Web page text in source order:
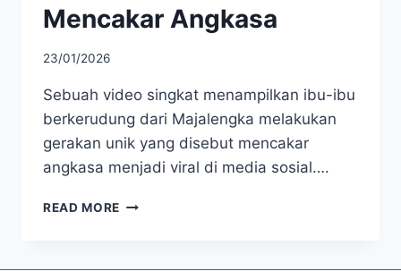
Mencakar Angkasa
23/01/2026
Sebuah video singkat menampilkan ibu-ibu
berkerudung dari Majalengka melakukan
gerakan unik yang disebut mencakar
angkasa menjadi viral di media sosial….
READ MORE VIRAL